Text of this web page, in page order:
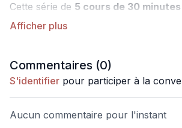
Cette série de 5 cours de 30 minutes
ceux qui sont toujours dans le
vont :
Apaiser les tensions du corps et
Dissoudre le stress, les tensions,
Commentaires (0)
S'identifier pour participer à la
Aucun commentaire pour l'instant